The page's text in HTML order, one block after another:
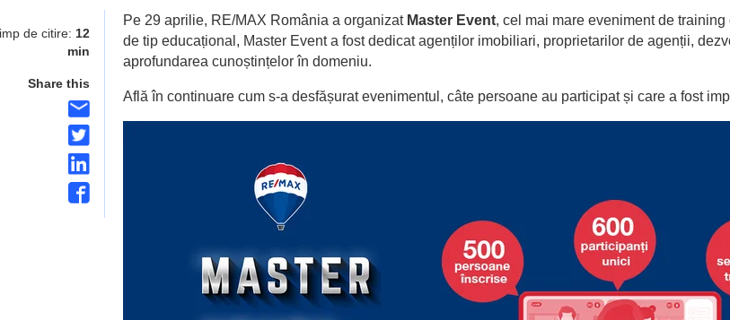
de citire: 12
min
Share this
Pe 29 aprilie, RE/MAX România a organizat Master Event, cel mai mare eveniment de
de tip educațional, Master Event a fost dedicat agenților imobiliari, proprietarilor de agenții,
aprofundarea cunoștințelor în domeniu.
Află în continuare cum s-a desfășurat evenimentul, câte persoane au participat și care a fost